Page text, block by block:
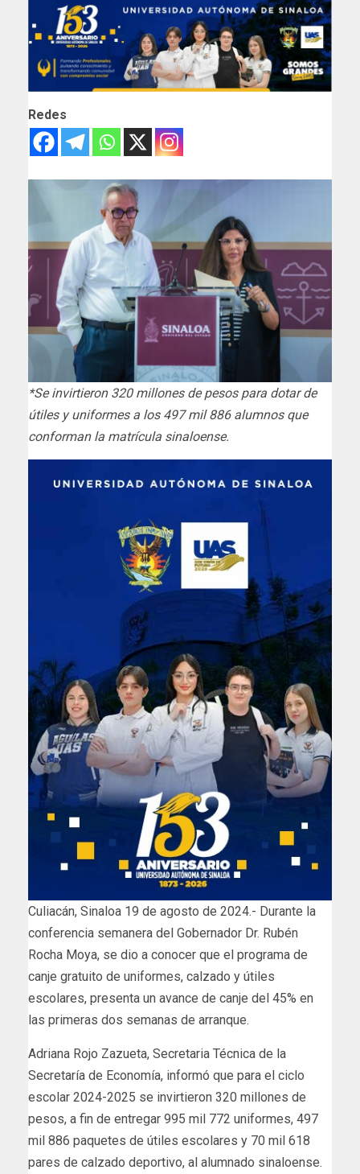
Redes
*Se invirtieron 320 millones de pesos para dotar de
útiles y uniformes a los 497 mil 886 alumnos que
conforman la matrícula sinaloense.
Culiacán, Sinaloa 19 de agosto de 2024.- Durante la
conferencia semanera del Gobernador Dr. Rubén
Rocha Moya, se dio a conocer que el programa de
canje gratuito de uniformes, calzado y útiles
escolares, presenta un avance de canje del 45% en
las primeras dos semanas de arranque.
Adriana Rojo Zazueta, Secretaria Técnica de la
Secretaría de Economía, informó que para el ciclo
escolar 2024-2025 se invirtieron 320 millones de
pesos, a fin de entregar 995 mil 772 uniformes, 497
mil 886 paquetes de útiles escolares y 70 mil 618
pares de calzado deportivo, al alumnado sinaloense.